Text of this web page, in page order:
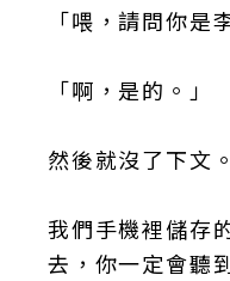
「喂，請問你是
「啊，是的。」
然後就沒了下文
我們手機裡儲存
去，你一定會聽